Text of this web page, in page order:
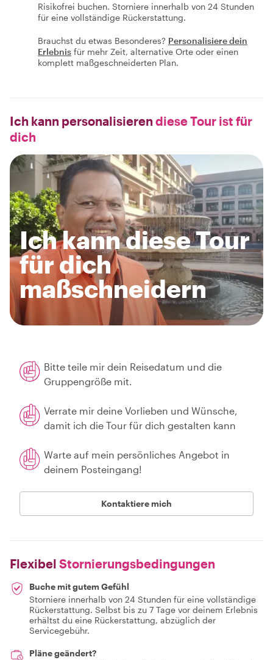
Risikofrei buchen. Storniere innerhalb von 24 Stunden
für eine vollständige Rückerstattung.
Brauchst du etwas Besonderes? Personalisiere dein
Erlebnis für mehr Zeit, alternative Orte oder einen
komplett maßgeschneiderten Plan.
Ich kann personalisieren diese Tour ist für
dich
Ich kann diese Tour
für dich
maßschneidern
Bitte teile mir dein Reisedatum und die
Gruppengröße mit.
Verrate mir deine Vorlieben und Wünsche,
damit ich die Tour für dich gestalten kann
Warte auf mein persönliches Angebot in
deinem Posteingang!
Kontaktiere mich
Flexibel Stornierungsbedingungen
Buche mit gutem Gefühl
Storniere innerhalb von 24 Stunden für eine vollständige
Rückerstattung. Selbst bis zu 7 Tage vor deinem Erlebnis
erhältst du eine Rückerstattung, abzüglich der
Servicegebühr.
Pläne geändert?